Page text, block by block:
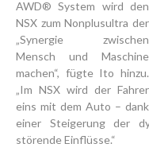
AWD® System wird den
NSX zum Nonplusultra der
„Synergie zwischen
Mensch und Maschine
machen“, fügte Ito hinzu.
„Im NSX wird der Fahrer
eins mit dem Auto – dank
einer Steigerung der
störende Einflüsse.“